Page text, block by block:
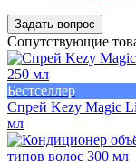
Задать вопрос
Сопутствующие
Бестселлер
Спрей Kezy Magic
мл